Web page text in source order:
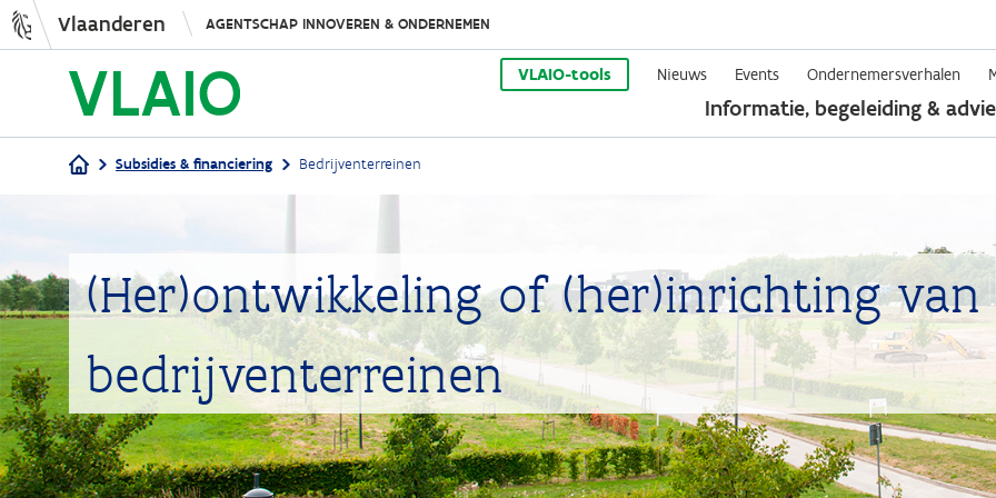
Overslaan
en
naar
de
Vlaanderen AGENTSCHAP INNOVEREN & ONDERNEMEN
VLAIO-tools Nieuws Events Ondernemersverhalen
Informatie, begeleiding &
Subsidies & financiering Bedrijventerreinen
(Her)ontwikkeling of (her)inrichting van
bedrijventerreinen